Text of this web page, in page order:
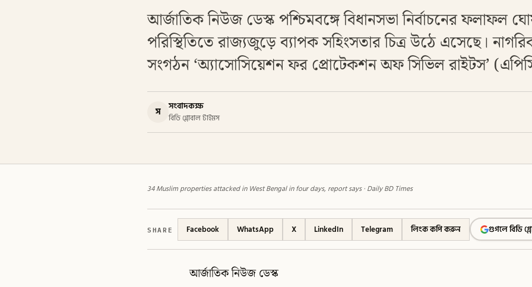
আর্জাতিক নিউজ ডেস্ক পশ্চিমবঙ্গে বিধানসভা নির্বাচনের ফলাফল
পরিস্থিতিতে রাজ্যজুড়ে ব্যাপক সহিংসতার চিত্র উঠে এসেছে।
সংগঠন ‘অ্যাসোসিয়েশন ফর প্রোটেকশন অফ সিভিল রাইটস’
স সংবাদকক্ষ
বিডি গ্লোবাল টাইমস
34 Muslim properties attacked in West Bengal in four days, report says · Daily BD Times
SHARE Facebook WhatsApp X LinkedIn Telegram লিংক কপি করুন গুগলে বিডি
আর্জাতিক নিউজ ডেস্ক